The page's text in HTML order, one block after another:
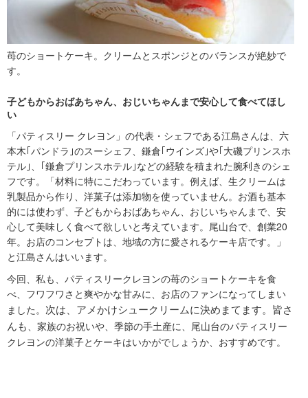
苺のショートケーキ。クリームとスポンジとのバランスが絶妙で
す。
子どもからおばあちゃん、おじいちゃんまで安心して食べてほし
い
「パティスリー クレヨン」の代表・シェフである江島さんは、六
本木｢パンドラ｣のスーシェフ、鎌倉｢ウインズ｣や｢大磯プリンスホ
テル｣、｢鎌倉プリンスホテル｣などの経験を積まれた腕利きのシェ
フです。「材料に特にこだわっています。例えば、生クリームは
乳製品から作り、洋菓子は添加物を使っていません。お酒も基本
的には使わず、子どもからおばあちゃん、おじいちゃんまで、安
心して美味しく食べて欲しいと考えています。尾山台で、創業20
年。お店のコンセプトは、地域の方に愛されるケーキ店です。」
と江島さんはいいます。
今回、私も、パティスリークレヨンの苺のショートケーキを食
べ、フワフワさと爽やかな甘みに、お店のファンになってしまい
ました。 次は、アメかけシュークリームに決めまてます。皆さ
んも 、家族のお祝いや、季節の手土産に、尾山台のパティスリー
クレヨンの洋菓子とケーキはいかがでしょうか、おすすめです。